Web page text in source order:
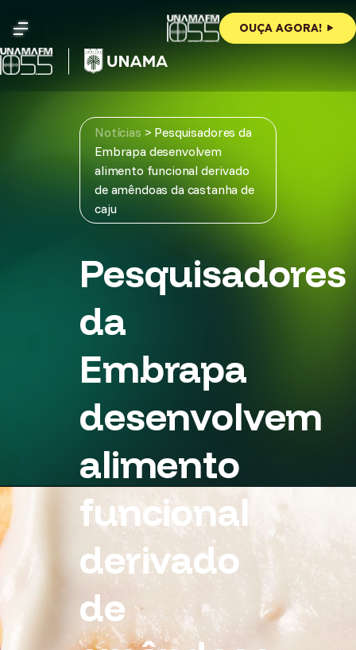
content
OUÇA AGORA!
Notícias > Pesquisadores da
Embrapa desenvolvem
alimento funcional derivado
de amêndoas da castanha de
caju
Pesquisadores
da
Embrapa
desenvolvem
alimento
funcional
derivado
de